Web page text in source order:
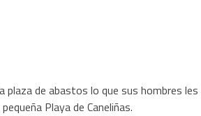
plaza de abastos lo que sus hombres
Playa de Caneliñas.